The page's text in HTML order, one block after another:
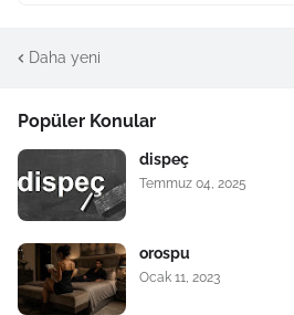
Daha yeni
Popüler Konular
dispeç
Temmuz 04, 2025
orospu
Ocak 11, 2023